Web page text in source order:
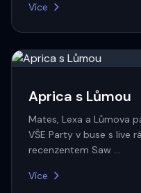
Více
Aprica s Lůmou
Mates, Lexa a Lůmova
VŠE Party v buse s live
recenzentem Saw …
Více